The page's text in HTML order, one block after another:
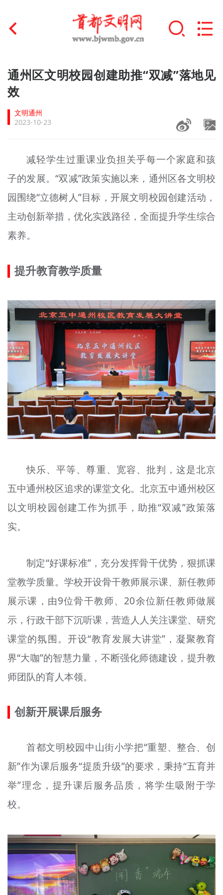
首页
文明创建
文明实践
未成年人思想道德建设
榜样人物
+
身边好人
文明评论
专题
资料库
+
通州区文明校园创建助推“双减”落地见
效
文明通州
2023-10-23
减轻学生过重课业负担关乎每一个家庭和孩
子的发展。“双减”政策实施以来，通州区各文明校
园围绕“立德树人”目标，开展文明校园创建活动，
主动创新举措，优化实践路径，全面提升学生综合
素养。
提升教育教学质量
快乐、平等、尊重、宽容、批判，这是北京
五中通州校区追求的课堂文化。北京五中通州校区
以文明校园创建工作为抓手，助推“双减”政策落
实。
制定“好课标准”，充分发挥骨干优势，狠抓课
堂教学质量。学校开设骨干教师展示课、新任教师
展示课，由9位骨干教师、20余位新任教师做展
示，行政干部下沉听课，营造人人关注课堂、研究
课堂的氛围。开设“教育发展大讲堂”，凝聚教育
界“大咖”的智慧力量，不断强化师德建设，提升教
师团队的育人本领。
创新开展课后服务
首都文明校园中山街小学把“重塑、整合、创
新”作为课后服务“提质升级”的要求，秉持“五育并
举”理念，提升课后服务品质，将学生吸附于学
校。